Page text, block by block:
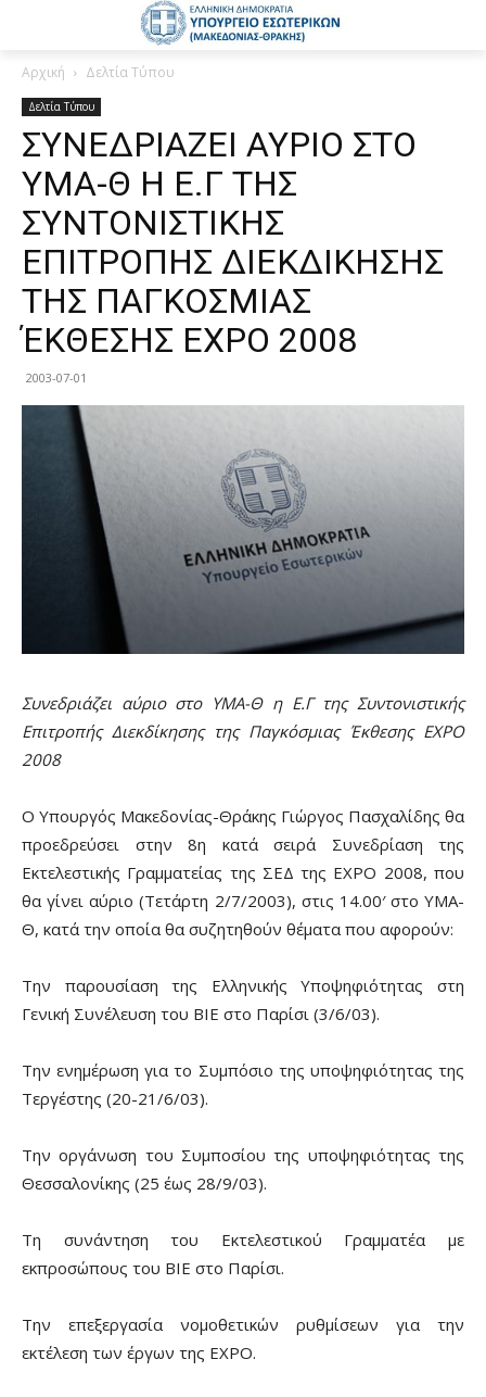
Αρχική Δελτία Τύπου
Δελτία Τύπου
ΣΥΝΕΔΡΙΑΖΕΙ ΑΥΡΙΟ ΣΤΟ
ΥΜΑ-Θ Η Ε.Γ ΤΗΣ
ΣΥΝΤΟΝΙΣΤΙΚΗΣ
ΕΠΙΤΡΟΠΗΣ ΔΙΕΚΔΙΚΗΣΗΣ
ΤΗΣ ΠΑΓΚΟΣΜΙΑΣ
ΈΚΘΕΣΗΣ ΕΧΡΟ 2008
2003-07-01
Συνεδριάζει αύριο στο ΥΜΑ-Θ η Ε.Γ της Συντονιστικής
Επιτροπής Διεκδίκησης της Παγκόσμιας Έκθεσης ΕΧΡΟ
2008
Ο Υπουργός Μακεδονίας-Θράκης Γιώργος Πασχαλίδης θα
προεδρεύσει στην 8η κατά σειρά Συνεδρίαση της
Εκτελεστικής Γραμματείας της ΣΕΔ της ΕΧΡΟ 2008, που
θα γίνει αύριο (Τετάρτη 2/7/2003), στις 14.00′ στο ΥΜΑ-
Θ, κατά την οποία θα συζητηθούν θέματα που αφορούν:
Την παρουσίαση της Ελληνικής Υποψηφιότητας στη
Γενική Συνέλευση του ΒΙΕ στο Παρίσι (3/6/03).
Την ενημέρωση για το Συμπόσιο της υποψηφιότητας της
Τεργέστης (20-21/6/03).
Την οργάνωση του Συμποσίου της υποψηφιότητας της
Θεσσαλονίκης (25 έως 28/9/03).
Τη συνάντηση του Εκτελεστικού Γραμματέα με
εκπροσώπους του ΒΙΕ στο Παρίσι.
Την επεξεργασία νομοθετικών ρυθμίσεων για την
εκτέλεση των έργων της ΕΧΡΟ.